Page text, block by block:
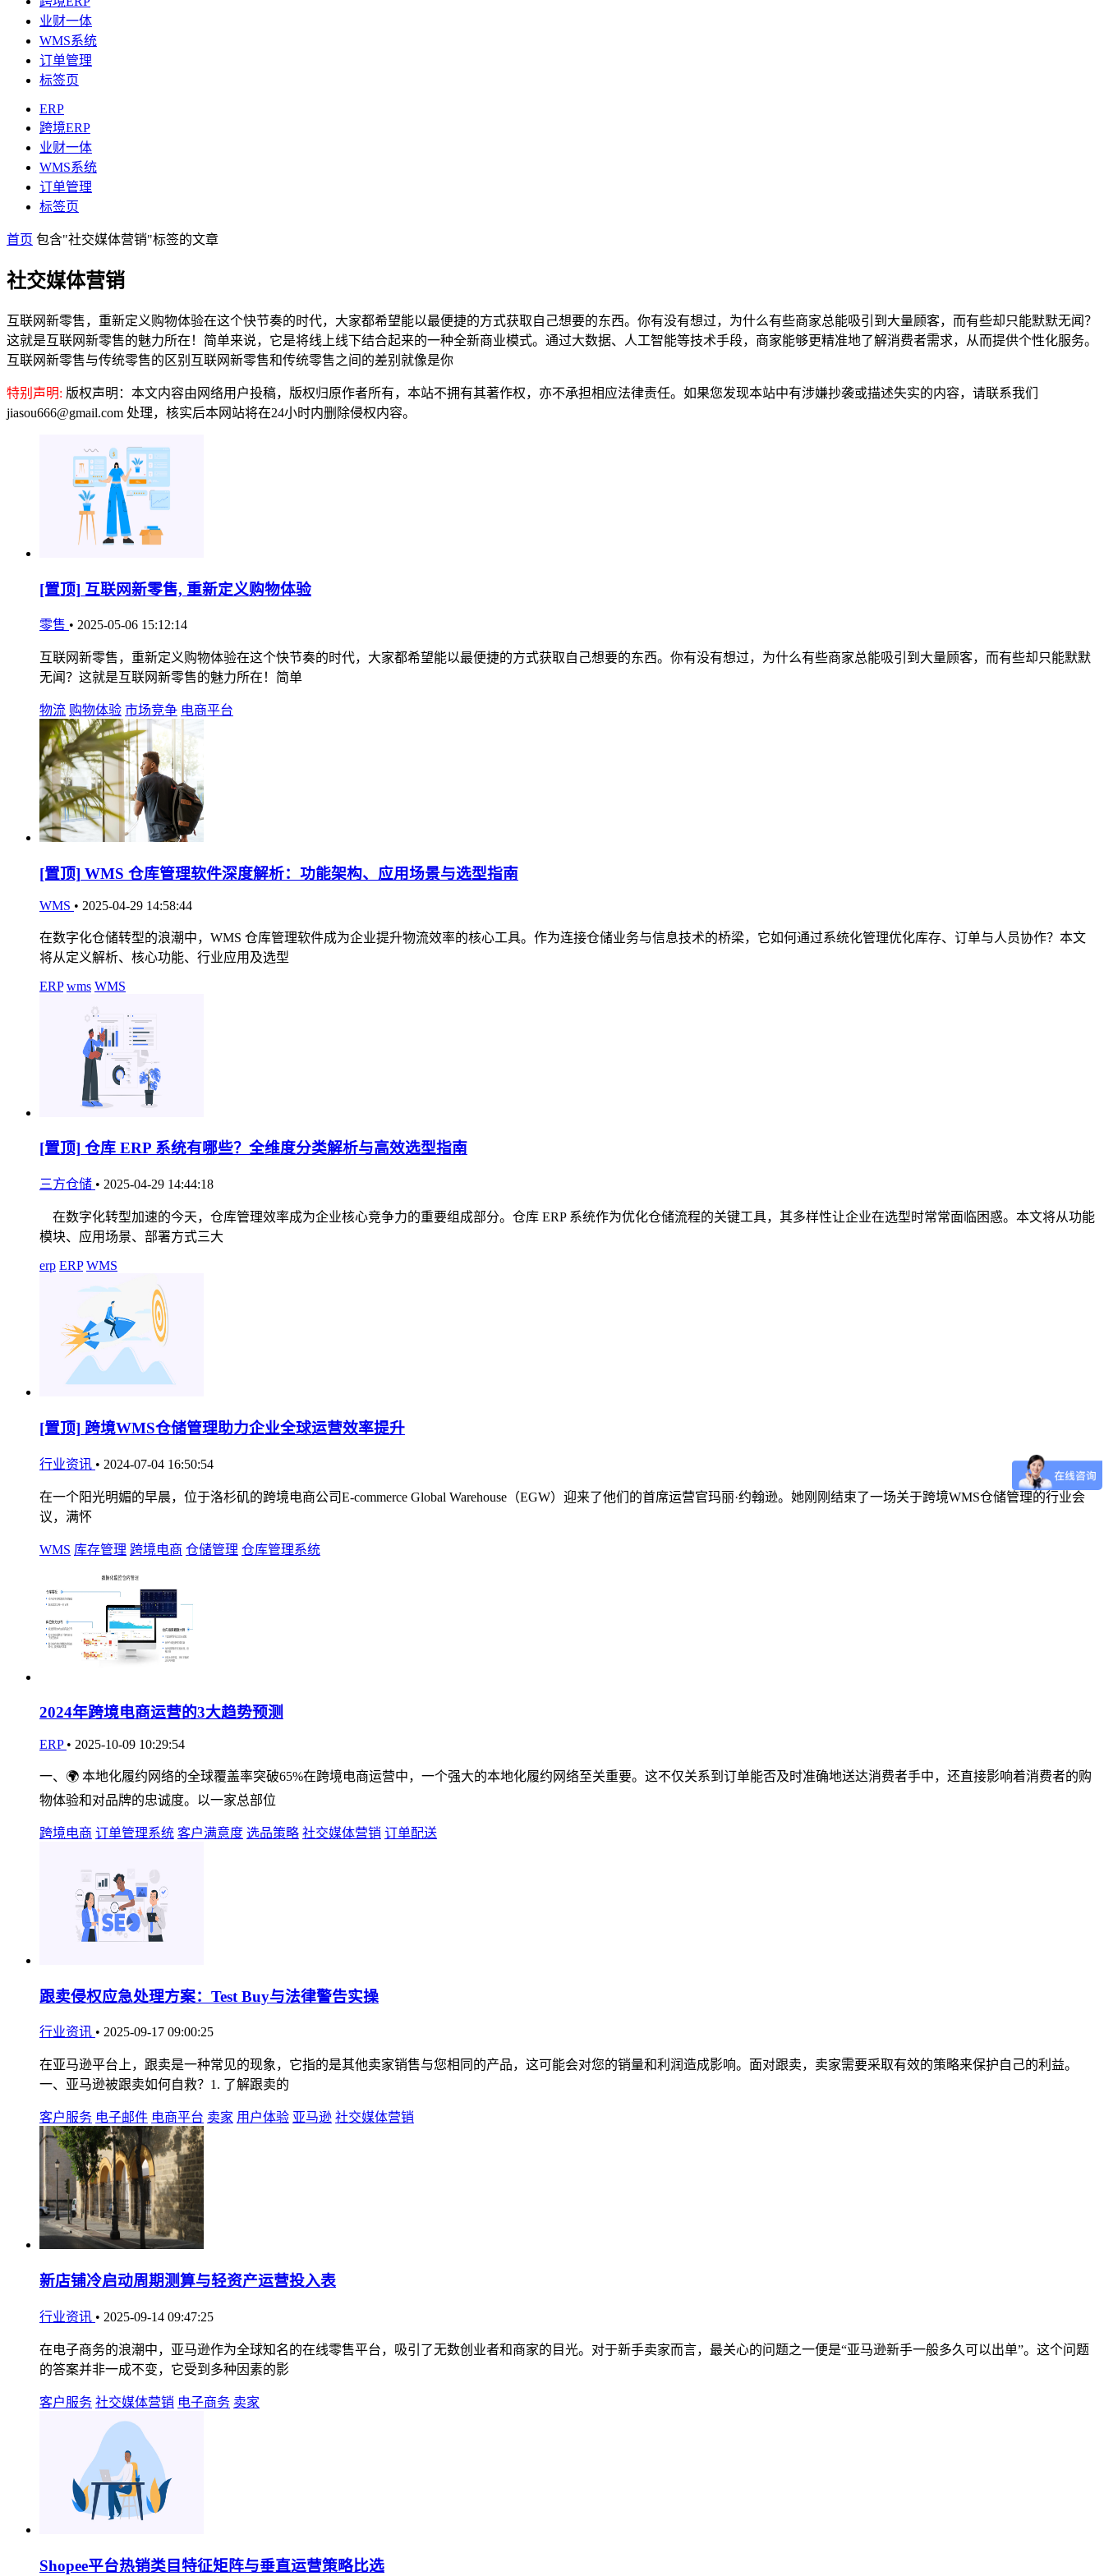
业财一体
WMS系统
订单管理
标签页
ERP
跨境ERP
业财一体
WMS系统
订单管理
标签页
首页 包含"社交媒体营销"标签的文章
社交媒体营销
互联网新零售，重新定义购物体验在这个快节奏的时代，大家都希望能以最便捷的方式获取自己想要的东西。你有没有想过，为什么有些商家总能吸引到大量顾客，而有些却只能默默无闻？
这就是互联网新零售的魅力所在！简单来说，它是将线上线下结合起来的一种全新商业模式。通过大数据、人工智能等技术手段，商家能够更精准地了解消费者需求，从而提供个性化服务。
互联网新零售与传统零售的区别互联网新零售和传统零售之间的差别就像是你
特别声明: 版权声明：本文内容由网络用户投稿，版权归原作者所有，本站不拥有其著作权，亦不承担相应法律责任。如果您发现本站中有涉嫌抄袭或描述失实的内容，请联系我们
jiasou666@gmail.com 处理，核实后本网站将在24小时内删除侵权内容。
[置顶] 互联网新零售, 重新定义购物体验
零售 • 2025-05-06 15:12:14
互联网新零售，重新定义购物体验在这个快节奏的时代，大家都希望能以最便捷的方式获取自己想要的东西。你有没有想过，为什么有些商家总能吸引到大量顾客，而有些却只能默默
无闻？这就是互联网新零售的魅力所在！简单
物流 购物体验 市场竞争 电商平台
[置顶] WMS 仓库管理软件深度解析：功能架构、应用场景与选型指南
WMS • 2025-04-29 14:58:44
在数字化仓储转型的浪潮中，WMS 仓库管理软件成为企业提升物流效率的核心工具。作为连接仓储业务与信息技术的桥梁，它如何通过系统化管理优化库存、订单与人员协作？本文
将从定义解析、核心功能、行业应用及选型
ERP wms WMS
[置顶] 仓库 ERP 系统有哪些？全维度分类解析与高效选型指南
三方仓储 • 2025-04-29 14:44:18
在数字化转型加速的今天，仓库管理效率成为企业核心竞争力的重要组成部分。仓库 ERP 系统作为优化仓储流程的关键工具，其多样性让企业在选型时常常面临困惑。本文将从功能
模块、应用场景、部署方式三大
erp ERP WMS
[置顶] 跨境WMS仓储管理助力企业全球运营效率提升
行业资讯 • 2024-07-04 16:50:54
在一个阳光明媚的早晨，位于洛杉矶的跨境电商公司E-commerce Global Warehouse（EGW）迎来了他们的首席运营官玛丽·约翰逊。她刚刚结束了一场关于跨境WMS仓储管理的行业会
议，满怀
WMS 库存管理 跨境电商 仓储管理 仓库管理系统
2024年跨境电商运营的3大趋势预测
ERP • 2025-10-09 10:29:54
一、🌍 本地化履约网络的全球覆盖率突破65%在跨境电商运营中，一个强大的本地化履约网络至关重要。这不仅关系到订单能否及时准确地送达消费者手中，还直接影响着消费者的购
物体验和对品牌的忠诚度。以一家总部位
跨境电商 订单管理系统 客户满意度 选品策略 社交媒体营销 订单配送
跟卖侵权应急处理方案：Test Buy与法律警告实操
行业资讯 • 2025-09-17 09:00:25
在亚马逊平台上，跟卖是一种常见的现象，它指的是其他卖家销售与您相同的产品，这可能会对您的销量和利润造成影响。面对跟卖，卖家需要采取有效的策略来保护自己的利益。
一、亚马逊被跟卖如何自救？1. 了解跟卖的
客户服务 电子邮件 电商平台 卖家 用户体验 亚马逊 社交媒体营销
新店铺冷启动周期测算与轻资产运营投入表
行业资讯 • 2025-09-14 09:47:25
在电子商务的浪潮中，亚马逊作为全球知名的在线零售平台，吸引了无数创业者和商家的目光。对于新手卖家而言，最关心的问题之一便是“亚马逊新手一般多久可以出单”。这个问题
的答案并非一成不变，它受到多种因素的影
客户服务 社交媒体营销 电子商务 卖家
Shopee平台热销类目特征矩阵与垂直运营策略比选